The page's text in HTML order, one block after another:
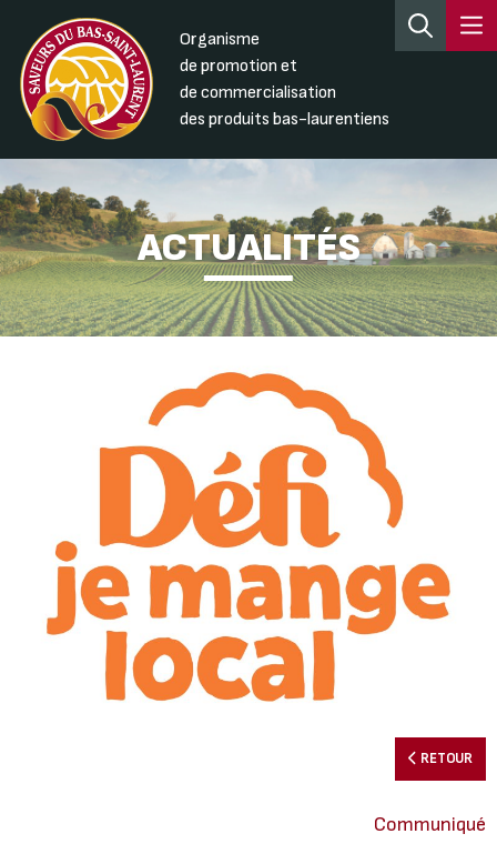
Organisme
de promotion et
de commercialisation
des produits bas-laurentiens
ACTUALITÉS
RETOUR
Communiqué